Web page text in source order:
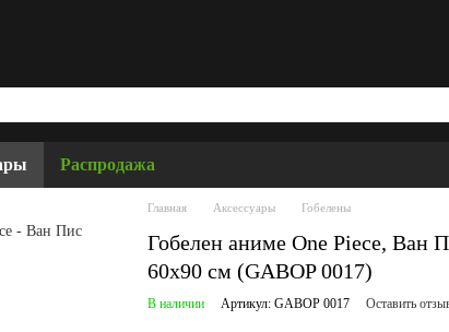
Распродажа
Главная Аксессуары Гобелены
Гобелен аниме One Piece, Ван
60х90 см (GABOP 0017)
В наличии Артикул: GABOP 0017 Оставить